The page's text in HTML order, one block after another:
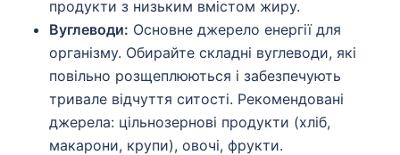
продукти з низьким вмістом жиру.
Вуглеводи: Основне джерело енергії для
організму. Обирайте складні вуглеводи, які
повільно розщеплюються і забезпечують
тривале відчуття ситості. Рекомендовані
джерела: цільнозернові продукти (хліб,
макарони, крупи), овочі, фрукти.